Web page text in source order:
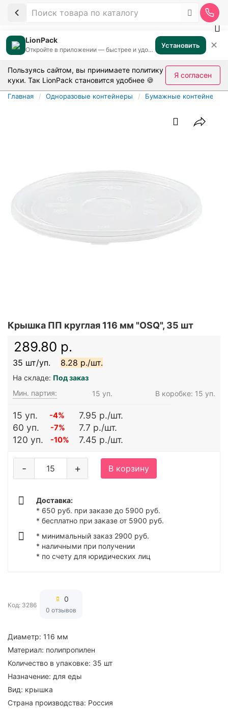
LionPack
Откройте в приложении — быстрее и удобнее Установить ✕
Пользуясь сайтом, вы принимаете политику
куки. Так LionPack становится удобнее 🍪
Я согласен
Главная Одноразовые контейнеры Бумажные контейнеры
Крышка ПП круглая 116 мм "OSQ", 35 шт
Диаметр: 116 мм
Материал: полипропилен
Количество в упаковке: 35 шт
Назначение: для еды
Вид: крышка
Страна производства: Россия
289.80 р.
35 шт/уп. 8.28 р./шт.
На складе: Под заказ
Мин. партия:
15 уп. В коробке: 15 уп.
15 уп. -4%
7.95 р./шт.
60 уп.
-7%
7.7 р./шт.
120 уп.
-10% 7.45 р./шт.
+
- В корзину
Доставка:
* 650 руб. при заказе до 5900 руб.
* бесплатно при заказе от 5900 руб.
* минимальный заказ 2900 руб.
* наличными при получении
* по счету для юридических лиц
Код: 3286
0
0 отзывов